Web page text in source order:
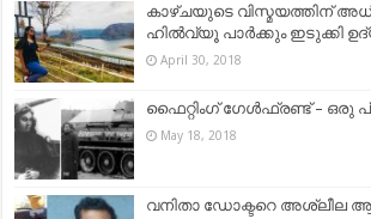
കാഴ്ചയുടെ വിസ്മയത്തിന്
ഹില്‍വ്യൂ പാര്‍ക്കും ഇടുക്കി
April 30, 2018
ഫൈറ്റിംഗ്‌ ഗേൾഫ്രണ്ട് – ഒരു
May 18, 2018
വനിതാ ഡോക്ടറെ അശ്ലീല